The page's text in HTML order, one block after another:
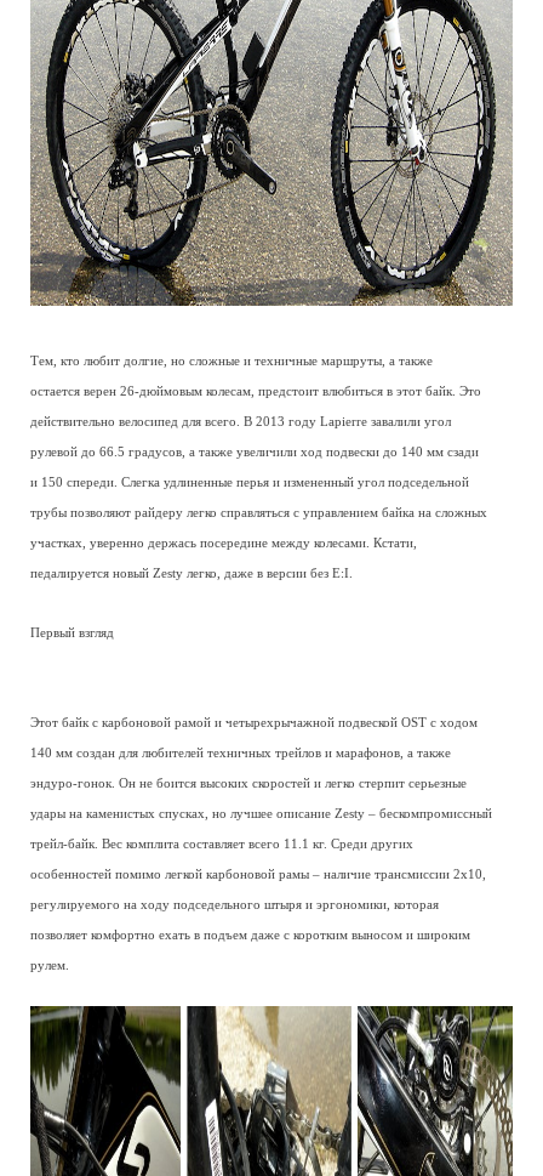
Тем, кто любит долгие, но сложные и техничные маршруты, а также
остается верен 26-дюймовым колесам, предстоит влюбиться в этот байк. Это
действительно велосипед для всего. В 2013 году Lapierre завалили угол
рулевой до 66.5 градусов, а также увеличили ход подвески до 140 мм сзади
и 150 спереди. Слегка удлиненные перья и измененный угол подседельной
трубы позволяют райдеру легко справляться с управлением байка на сложных
участках, уверенно держась посередине между колесами. Кстати,
педалируется новый Zesty легко, даже в версии без E:I.
Первый взгляд
Этот байк с карбоновой рамой и четырехрычажной подвеской OST с ходом
140 мм создан для любителей техничных трейлов и марафонов, а также
эндуро-гонок. Он не боится высоких скоростей и легко стерпит серьезные
удары на каменистых спусках, но лучшее описание Zesty – бескомпромиссный
трейл-байк. Вес комплита составляет всего 11.1 кг. Среди других
особенностей помимо легкой карбоновой рамы – наличие трансмиссии 2х10,
регулируемого на ходу подседельного штыря и эргономики, которая
позволяет комфортно ехать в подъем даже с коротким выносом и широким
рулем.